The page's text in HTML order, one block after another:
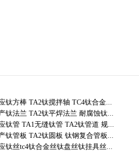
钛方棒 TA2钛搅拌轴 TC4钛合金...
钛法兰 TA2钛平焊法兰 耐腐蚀钛...
钛管 TA1无缝钛管 TA2钛管道 规...
钛管板 TA2钛圆板 钛钢复合管板...
钛丝tc4钛合金丝钛盘丝钛挂具丝...